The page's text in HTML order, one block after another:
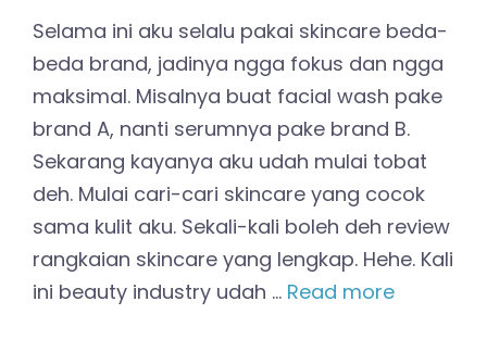
Selama ini aku selalu pakai skincare beda-
beda brand, jadinya ngga fokus dan ngga
maksimal. Misalnya buat facial wash pake
brand A, nanti serumnya pake brand B.
Sekarang kayanya aku udah mulai tobat
deh. Mulai cari-cari skincare yang cocok
sama kulit aku. Sekali-kali boleh deh review
rangkaian skincare yang lengkap. Hehe. Kali
ini beauty industry udah … Read more